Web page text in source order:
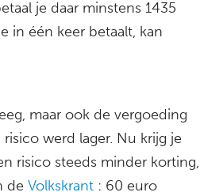
je daar minstens 1435
in één keer betaalt, kan
maar ook de vergoeding
werd lager. Nu krijg je
risico steeds minder korting,
de Volkskrant : 60 euro